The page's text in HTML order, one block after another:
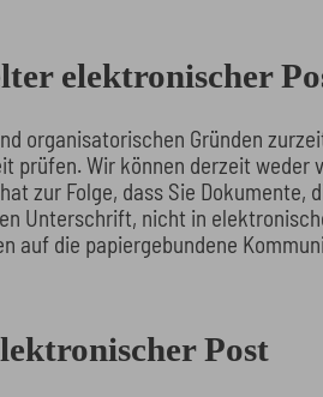
elektronischer
organisatorischen Gründen
prüfen. Wir können derzeit weder
zur Folge, dass Sie
Unterschrift, nicht in
auf die papiergebundene
Post